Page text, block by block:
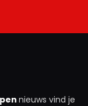
nieuws vind je